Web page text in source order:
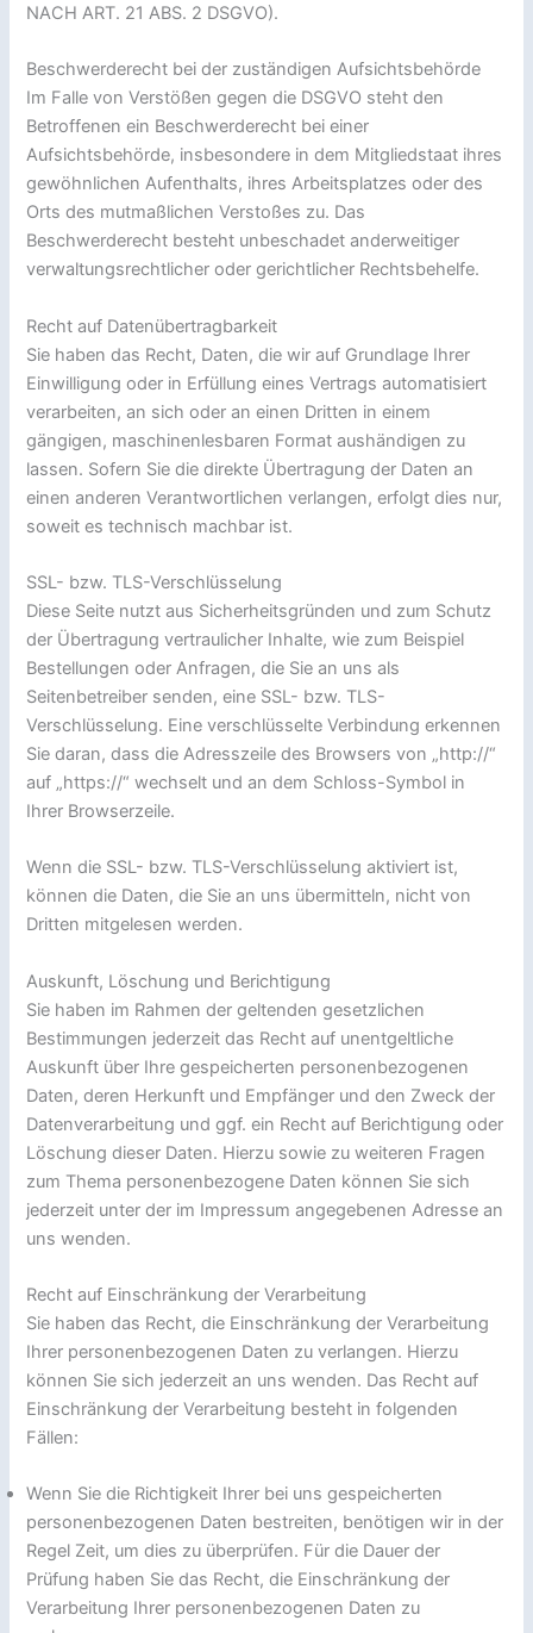
NACH ART. 21 ABS. 2 DSGVO).
Beschwerderecht bei der zuständigen Aufsichtsbehörde
Im Falle von Verstößen gegen die DSGVO steht den
Betroffenen ein Beschwerderecht bei einer
Aufsichtsbehörde, insbesondere in dem Mitgliedstaat ihres
gewöhnlichen Aufenthalts, ihres Arbeitsplatzes oder des
Orts des mutmaßlichen Verstoßes zu. Das
Beschwerderecht besteht unbeschadet anderweitiger
verwaltungsrechtlicher oder gerichtlicher Rechtsbehelfe.
Recht auf Datenübertragbarkeit
Sie haben das Recht, Daten, die wir auf Grundlage Ihrer
Einwilligung oder in Erfüllung eines Vertrags automatisiert
verarbeiten, an sich oder an einen Dritten in einem
gängigen, maschinenlesbaren Format aushändigen zu
lassen. Sofern Sie die direkte Übertragung der Daten an
einen anderen Verantwortlichen verlangen, erfolgt dies nur,
soweit es technisch machbar ist.
SSL- bzw. TLS-Verschlüsselung
Diese Seite nutzt aus Sicherheitsgründen und zum Schutz
der Übertragung vertraulicher Inhalte, wie zum Beispiel
Bestellungen oder Anfragen, die Sie an uns als
Seitenbetreiber senden, eine SSL- bzw. TLS-
Verschlüsselung. Eine verschlüsselte Verbindung erkennen
Sie daran, dass die Adresszeile des Browsers von „http://“
auf „https://“ wechselt und an dem Schloss-Symbol in
Ihrer Browserzeile.
Wenn die SSL- bzw. TLS-Verschlüsselung aktiviert ist,
können die Daten, die Sie an uns übermitteln, nicht von
Dritten mitgelesen werden.
Auskunft, Löschung und Berichtigung
Sie haben im Rahmen der geltenden gesetzlichen
Bestimmungen jederzeit das Recht auf unentgeltliche
Auskunft über Ihre gespeicherten personenbezogenen
Daten, deren Herkunft und Empfänger und den Zweck der
Datenverarbeitung und ggf. ein Recht auf Berichtigung oder
Löschung dieser Daten. Hierzu sowie zu weiteren Fragen
zum Thema personenbezogene Daten können Sie sich
jederzeit unter der im Impressum angegebenen Adresse an
uns wenden.
Recht auf Einschränkung der Verarbeitung
Sie haben das Recht, die Einschränkung der Verarbeitung
Ihrer personenbezogenen Daten zu verlangen. Hierzu
können Sie sich jederzeit an uns wenden. Das Recht auf
Einschränkung der Verarbeitung besteht in folgenden
Fällen:
Wenn Sie die Richtigkeit Ihrer bei uns gespeicherten
personenbezogenen Daten bestreiten, benötigen wir in der
Regel Zeit, um dies zu überprüfen. Für die Dauer der
Prüfung haben Sie das Recht, die Einschränkung der
Verarbeitung Ihrer personenbezogenen Daten zu